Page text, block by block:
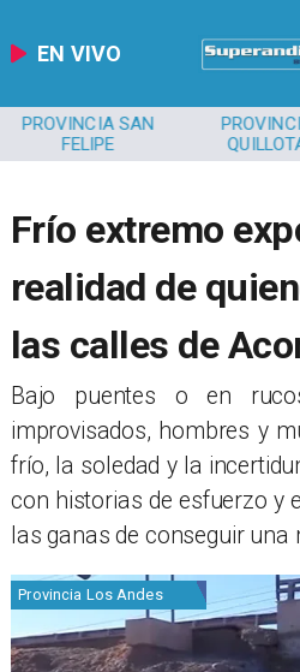
EN VIVO
PROVINCIA SAN
FELIPE
Frío extremo
realidad de
las calles de
​Bajo puentes o en
improvisados, hombres y
frío, la soledad y la
con historias de esfuerzo y
las ganas de conseguir una
Provincia Los Andes